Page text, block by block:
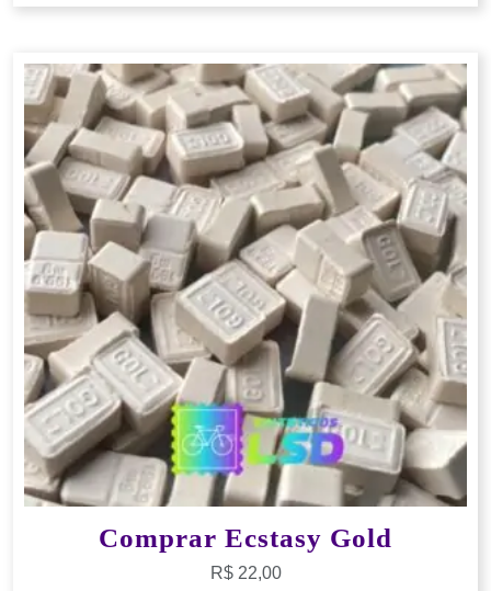
Comprar Ecstasy Gold
R$22,00